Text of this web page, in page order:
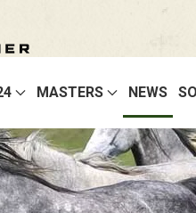
MASTERS NEWS